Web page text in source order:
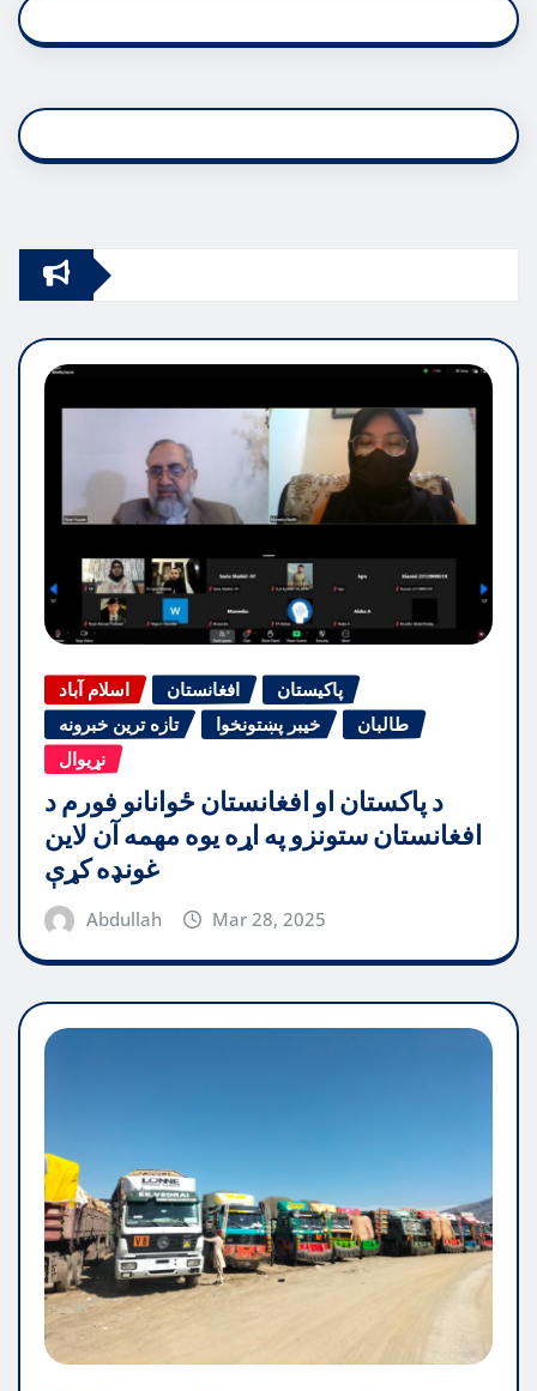
اسلام آباد افغانستان
پاکیستان
تازه ترین خبرونه
خیبر پښتونخوا
طالبان
نړیوال
د پاکستان او افغانستان ځوانانو فورم د
افغانستان ستونزو په اړه یوه مهمه آن لاین
غونډه کړې
Abdullah Mar 28, 2025